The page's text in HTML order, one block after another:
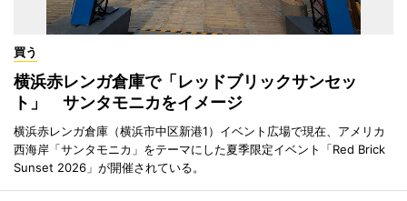
買う
横浜赤レンガ倉庫で「レッドブリックサンセッ
ト」 サンタモニカをイメージ
横浜赤レンガ倉庫（横浜市中区新港1）イベント広場で現在、アメリカ
西海岸「サンタモニカ」をテーマにした夏季限定イベント「Red Brick
Sunset 2026」が開催されている。